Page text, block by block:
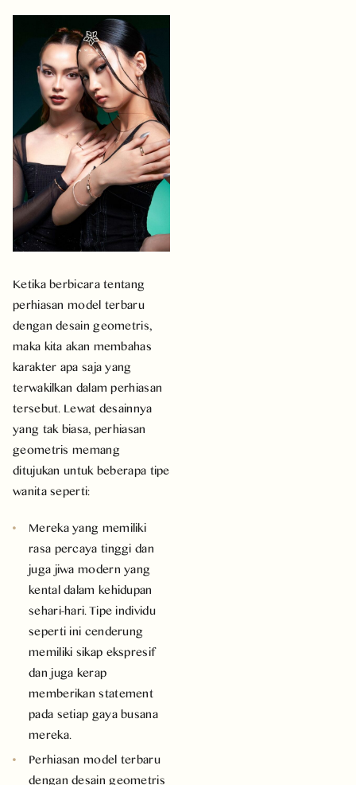
Ketika berbicara tentang
perhiasan model terbaru
dengan desain geometris,
maka kita akan membahas
karakter apa saja yang
terwakilkan dalam perhiasan
tersebut. Lewat desainnya
yang tak biasa, perhiasan
geometris memang
ditujukan untuk beberapa tipe
wanita seperti:
Mereka yang memiliki
rasa percaya tinggi dan
juga jiwa modern yang
kental dalam kehidupan
sehari-hari. Tipe individu
seperti ini cenderung
memiliki sikap ekspresif
dan juga kerap
memberikan statement
pada setiap gaya busana
mereka.
Perhiasan model terbaru
dengan desain geometris